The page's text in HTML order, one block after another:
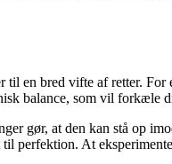
til en bred vifte af retter.
balance, som vil forkæle
gør, at den kan stå op
perfektion. At